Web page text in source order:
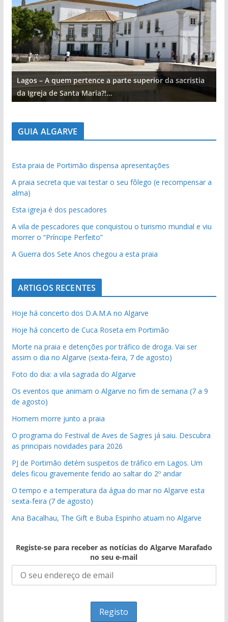
Lagos – A quem pertence a parte superior da sacristia
da Igreja de Santa Maria?!…
GUIA ALGARVE
Esta praia de Portimão dispensa apresentações
A praia secreta que vai testar o seu fôlego (e recompensar a
alma)
Esta igreja é dos pescadores
A vila de pescadores que conquistou o turismo mundial e viu
morrer o “Príncipe Perfeito”
A Guerra dos Sete Anos chegou a esta praia
ARTIGOS RECENTES
Hoje há concerto dos D.A.M.A no Algarve
Hoje há concerto de Cuca Roseta em Portimão
Morte na praia e detenções por tráfico de droga. Vai ser
assim o dia no Algarve (sexta-feira, 7 de agosto)
Foto do dia: a vila sagrada do Algarve
Os eventos que animam o Algarve no fim de semana (7 a 9
de agosto)
Homem morre junto a praia
O programa do Festival de Aves de Sagres já saiu. Descubra
as principais novidades para 2026
PJ de Portimão detém suspeitos de tráfico em Lagos. Um
deles ficou gravemente ferido ao saltar do 2º andar
O tempo e a temperatura da água do mar no Algarve esta
sexta-feira (7 de agosto)
Ana Bacalhau, The Gift e Buba Espinho atuam no Algarve
Registe-se para receber as notícias do Algarve Marafado
no seu e-mail